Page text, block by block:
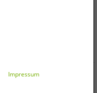
Impressum